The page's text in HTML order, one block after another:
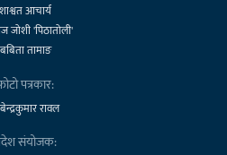
शाश्वत आचार्य
जोशी 'पिठातोली'
बबिता तामाङ
पत्रकार:
रावल
संयोजक: